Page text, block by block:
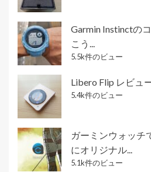
Garmin Instinctの
こう...
5.5k件のビュー
Libero Flip レビュ
5.4k件のビュー
ガーミンウォッチ
にオリジナル...
5.1k件のビュー